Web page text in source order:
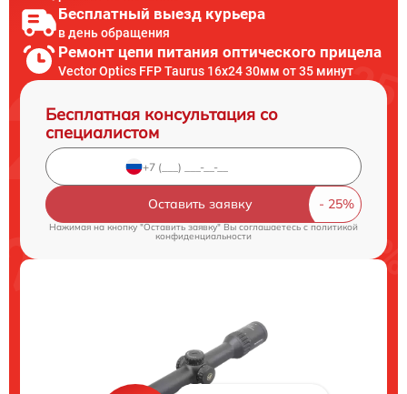
Бесплатный выезд курьера
в день обращения
Ремонт цепи питания оптического прицела
Vector Optics FFP Taurus 16x24 30мм от 35 минут
Бесплатная консультация со
специалистом
Оставить заявку
Нажимая на кнопку "Оставить заявку" Вы соглашаетесь c политикой
конфиденциальности